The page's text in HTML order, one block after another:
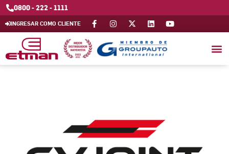
0800 - 222 - 1111
INGRESAR COMO CLIENTE